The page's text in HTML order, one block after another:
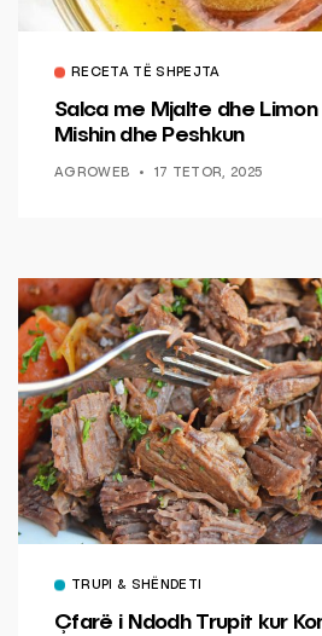
RECETA TË SHPEJTA
Salca me Mjalte dhe
Mishin dhe Peshkun
AGROWEB 17 TETOR, 2025
TRUPI & SHËNDETI
Çfarë i Ndodh Trupit kur